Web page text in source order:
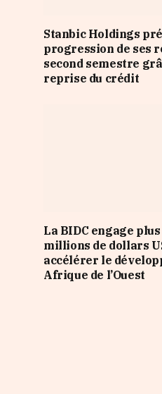
Stanbic Holdings
progression de ses
second semestre
reprise du crédit
La BIDC engage plus
millions de dollars
accélérer le
Afrique de l’Ouest